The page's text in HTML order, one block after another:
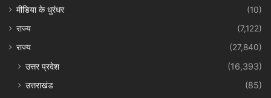
मीडिया के धुरंधर
(10)
राज्य
(7,122)
राज्य
(27,840)
उत्तर प्रदेश
(16,393)
उत्तराखंड
(85)